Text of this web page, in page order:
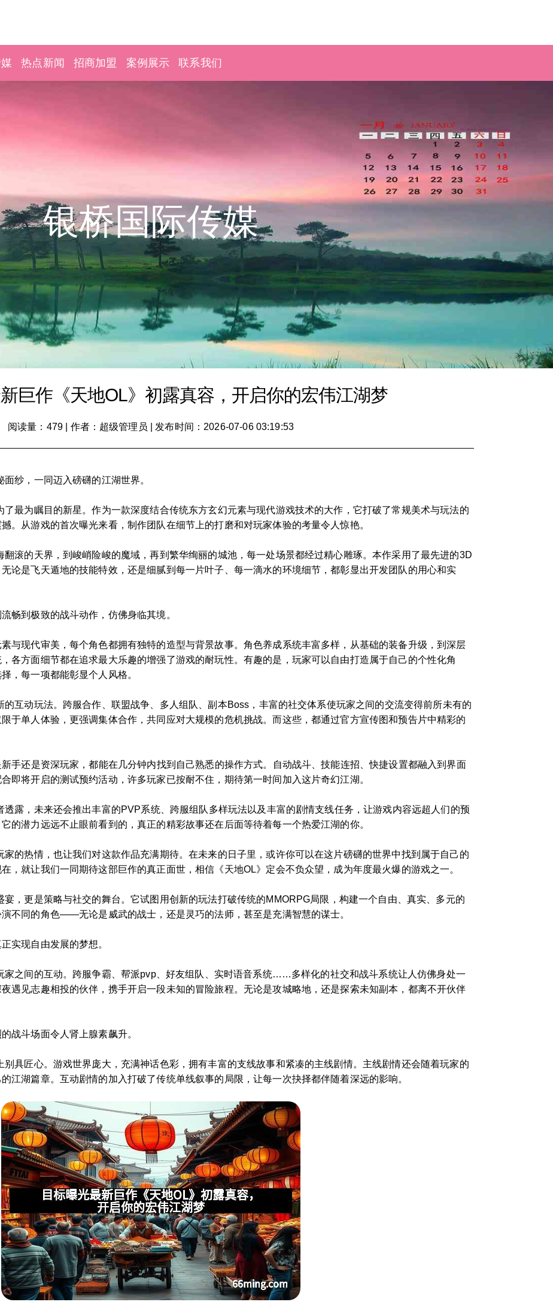
热点新闻 招商加盟 案例展示 联系我们
银桥国际传媒
巨作《天地OL》初露真容，开启你的宏伟江湖梦
阅读量：479 作者：超级管理员 发布时间：2026-07-06 03:19:53
纱，一同迈入磅礴的江湖世界。
最为瞩目的新星。作为一款深度结合传统东方玄幻元素与现代游戏技术的大作，它打破了常规美术与玩法的
。从游戏的首次曝光来看，制作团队在细节上的打磨和对玩家体验的考量令人惊艳。
翻滚的天界，到峻峭险峻的魔域，再到繁华绚丽的城池，每一处场景都经过精心雕琢。本作采用了最先进的3D
论是飞天遁地的技能特效，还是细腻到每一片叶子、每一滴水的环境细节，都彰显出开发团队的用心和实
畅到极致的战斗动作，仿佛身临其境。
与现代审美，每个角色都拥有独特的造型与背景故事。角色养成系统丰富多样，从基础的装备升级，到深层
各方面细节都在追求最大乐趣的增强了游戏的耐玩性。有趣的是，玩家可以自由打造属于自己的个性化角
，每一项都能彰显个人风格。
互动玩法。跨服合作、联盟战争、多人组队、副本Boss，丰富的社交体系使玩家之间的交流变得前所未有的
于单人体验，更强调集体合作，共同应对大规模的危机挑战。而这些，都通过官方宣传图和预告片中精彩的
手还是资深玩家，都能在几分钟内找到自己熟悉的操作方式。自动战斗、技能连招、快捷设置都融入到界面
即将开启的测试预约活动，许多玩家已按耐不住，期待第一时间加入这片奇幻江湖。
露，未来还会推出丰富的PVP系统、跨服组队多样玩法以及丰富的剧情支线任务，让游戏内容远超人们的预
的潜力远远不止眼前看到的，真正的精彩故事还在后面等待着每一个热爱江湖的你。
家的热情，也让我们对这款作品充满期待。在未来的日子里，或许你可以在这片磅礴的世界中找到属于自己的
，就让我们一同期待这部巨作的真正面世，相信《天地OL》定会不负众望，成为年度最火爆的游戏之一。
，更是策略与社交的舞台。它试图用创新的玩法打破传统的MMORPG局限，构建一个自由、真实、多元的
不同的角色——无论是威武的战士，还是灵巧的法师，甚至是充满智慧的谋士。
实现自由发展的梦想。
家之间的互动。跨服争霸、帮派pvp、好友组队、实时语音系统……多样化的社交和战斗系统让人仿佛身处一
遇见志趣相投的伙伴，携手开启一段未知的冒险旅程。无论是攻城略地，还是探索未知副本，都离不开伙伴
战斗场面令人肾上腺素飙升。
具匠心。游戏世界庞大，充满神话色彩，拥有丰富的支线故事和紧凑的主线剧情。主线剧情还会随着玩家的
江湖篇章。互动剧情的加入打破了传统单线叙事的局限，让每一次抉择都伴随着深远的影响。